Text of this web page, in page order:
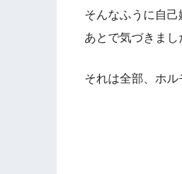
そんなふうに自
あとで気づきまし
それは全部、ホ